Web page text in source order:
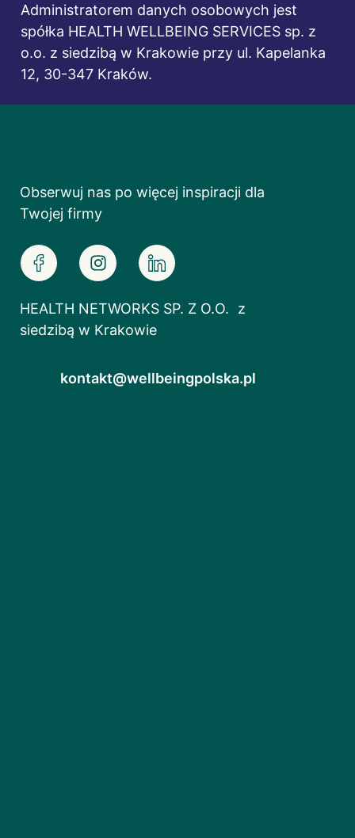
Administratorem danych osobowych jest
spółka HEALTH WELLBEING SERVICES sp. z
o.o. z siedzibą w Krakowie przy ul. Kapelanka
12, 30-347 Kraków.
Obserwuj nas po więcej inspiracji dla
Twojej firmy
HEALTH NETWORKS SP. Z O.O. z
siedzibą w Krakowie
kontakt@wellbeingpolska.pl